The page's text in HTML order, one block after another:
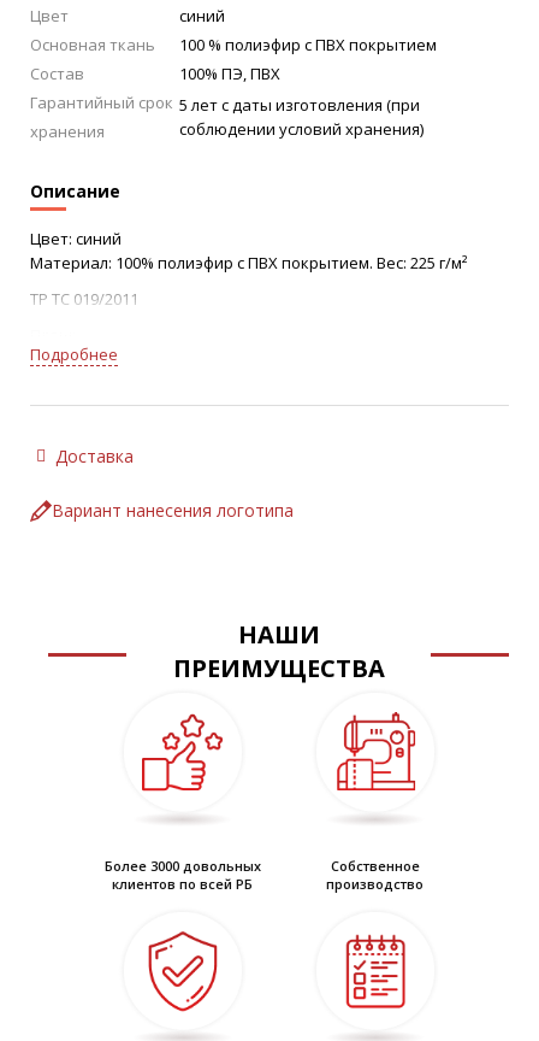
Описание
Цвет: синий
Материал: 100% полиэфир с ПВХ покрытием. Вес: 225 г/м²
ТР ТС 019/2011
• центральная застежка на молнию
• вентиляционные отверстия на уровне кокетки
• накладные карманы с клапаном
• рукав-реглан, низ рукава с эластичной лентой
• герметично проклеенные швы
Цвет
синий
Основная ткань
100 % полиэфир c ПВХ покрытием
Состав
100% ПЭ, ПВХ
Гарантийный срок
хранения
5 лет с даты изготовления (при
соблюдении условий хранения)
Подробнее
Доставка
Вариант нанесения логотипа
НАШИ
ПРЕИМУЩЕСТВА
Более 3000 довольных
клиентов по всей РБ
Собственное
производство